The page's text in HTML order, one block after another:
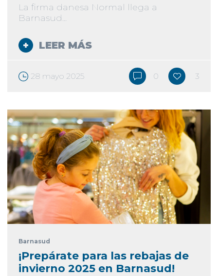
La firma danesa Normal llega a
Barnasud...
LEER MÁS
28 mayo 2025 0 3
Barnasud
¡Prepárate para las rebajas de
invierno 2025 en Barnasud!